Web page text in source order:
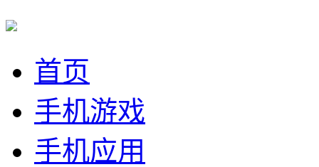
首页
手机游戏
手机应用